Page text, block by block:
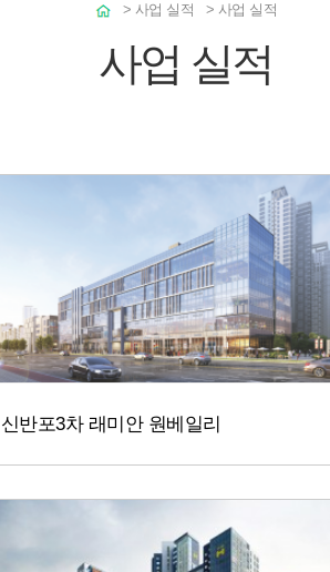
> 사업 실적 > 사업 실적
사업 실적
신반포3차 래미안 원베일리